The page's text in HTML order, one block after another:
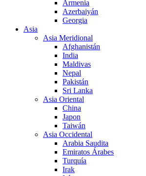
Armenia
Azerbaiyán
Georgia
Asia
Asia Meridional
Afghanistán
India
Maldivas
Nepal
Pakistán
Sri Lanka
Asia Oriental
China
Japon
Taiwán
Asia Occidental
Arabia Saudita
Emiratos Árabes
Turquía
Irak